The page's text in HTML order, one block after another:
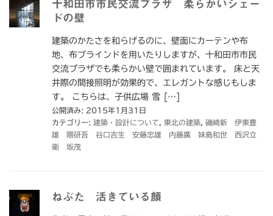
十和田市市民交流プラザ 柔らかいシェー
ドの壁
建築のかたさを和らげるのに、壁面にカーテンや布
地、布ブラインドを用いたりしますが、十和田市市民
交流プラザでも柔らかい壁で囲まれています。 床と天
井際の間接照明が効果的で、エレガントな感じもしま
す。 こちらは、子供広場 雪 […]
公開済み: 2015年1月31日
カテゴリー: 建築・設計について 東北の建築
磯崎新 伊東豊
雄 隈研吾 谷口吉生 安藤忠雄 内藤廣 妹島和世 西沢立
衛 坂茂
ねぶた 活きている顔